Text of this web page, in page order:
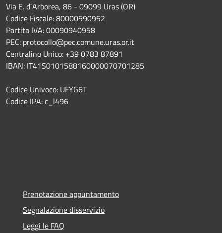
Via E. d´Arborea, 86 - 09099 Uras (OR)
Codice Fiscale: 80000590952
Partita IVA: 00090940958
PEC: protocollo@pec.comune.uras.or.it
Centralino Unico: +39 0783 87891
IBAN: IT41S0101588160000070701285
Codice Univoco: UFYG6T
Codice IPA: c_l496
Prenotazione appuntamento
Segnalazione disservizio
Leggi le FAQ